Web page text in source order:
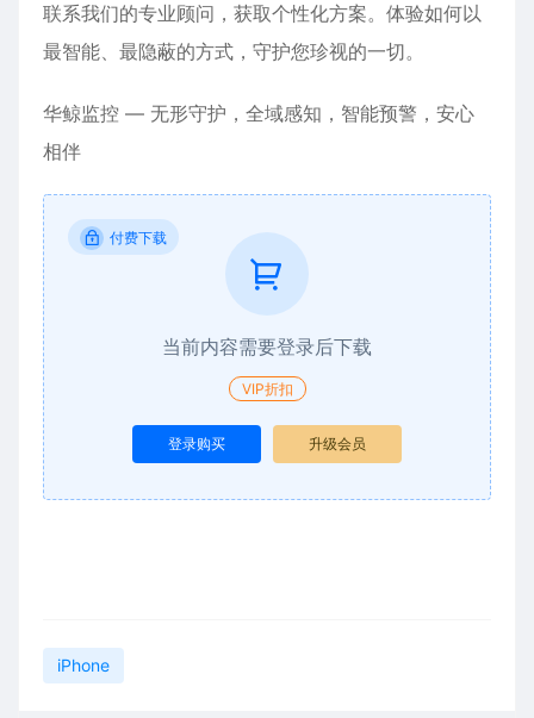
联系我们的专业顾问，获取个性化方案。体验如何以
最智能、最隐蔽的方式，守护您珍视的一切。
华鲸监控 — 无形守护，全域感知，智能预警，安心
相伴
付费下载
当前内容需要登录后下载
VIP折扣
登录购买 升级会员
iPhone